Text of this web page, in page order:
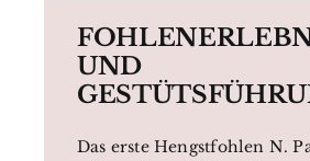
UND
Das erste Hengstfohlen N.